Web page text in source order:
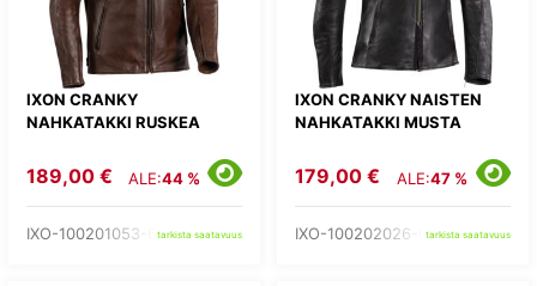
IXON CRANKY
NAHKATAKKI RUSKEA
189,00 € ALE:44 %
IXO-100201053-60-tarkista saatavuus
IXON CRANKY NAISTEN
NAHKATAKKI MUSTA
179,00 € ALE:47 %
IXO-100202026-01-tarkista saatavuus